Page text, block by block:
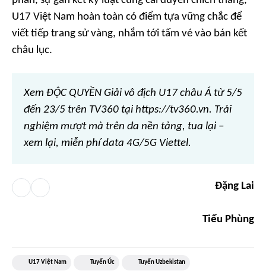
U17 Việt Nam hoàn toàn có điểm tựa vững chắc để
viết tiếp trang sử vàng, nhắm tới tấm vé vào bán kết
châu lục.
Xem ĐỘC QUYỀN Giải vô địch U17 châu Á từ 5/5
đến 23/5 trên TV360 tại https://tv360.vn. Trải
nghiệm mượt mà trên đa nền tảng, tua lại –
xem lại, miễn phí data 4G/5G Viettel.
Đặng Lai
Tiểu Phùng
U17 Việt Nam Tuyển Úc Tuyển Uzbekistan